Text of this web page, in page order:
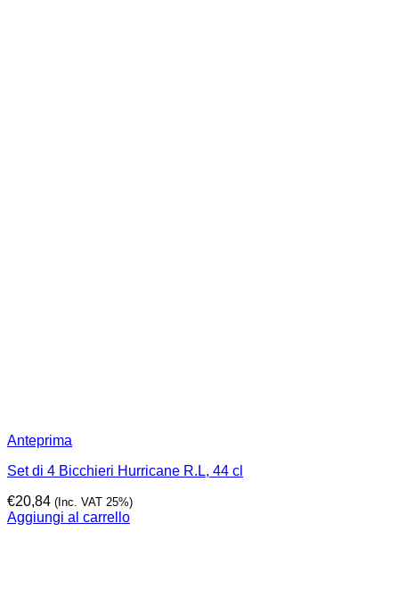
Anteprima
Set di 4 Bicchieri Hurricane R.L, 44 cl
€20,84 (Inc. VAT 25%)
Aggiungi al carrello